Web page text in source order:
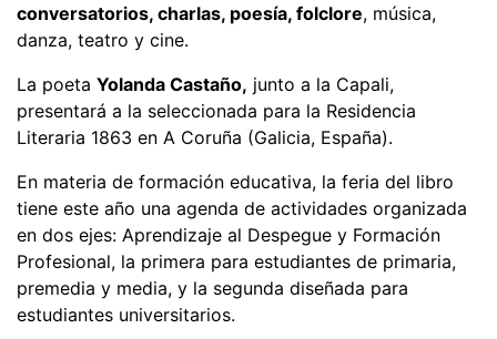
conversatorios, charlas, poesía, folclore, música,
danza, teatro y cine.
La poeta Yolanda Castaño, junto a la Capali,
presentará a la seleccionada para la Residencia
Literaria 1863 en A Coruña (Galicia, España).
En materia de formación educativa, la feria del libro
tiene este año una agenda de actividades organizada
en dos ejes: Aprendizaje al Despegue y Formación
Profesional, la primera para estudiantes de primaria,
premedia y media, y la segunda diseñada para
estudiantes universitarios.